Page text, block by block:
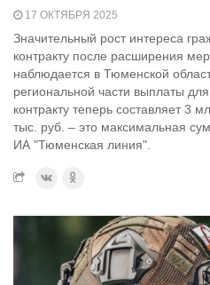
17 ОКТЯБРЯ 2025
Значительный рост интереса
контракту после расширения
наблюдается в Тюменской
региональной части выплаты
контракту теперь составляет
тыс. руб. – это максимальная
ИА "Тюменская линия".